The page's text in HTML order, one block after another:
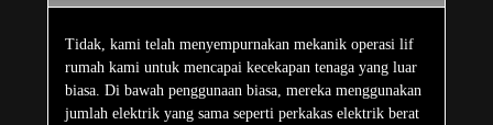
Tidak, kami telah menyempurnakan mekanik operasi lif
rumah kami untuk mencapai kecekapan tenaga yang luar
biasa. Di bawah penggunaan biasa, mereka menggunakan
jumlah elektrik yang sama seperti perkakas elektrik berat